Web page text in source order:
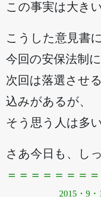
この事実は大きい
こうした意見書
今回の安保法制
次回は落選させ
込みがあるが、
そう思う人は多
さあ今日も、し
＝＝＝＝＝＝＝
2015・9・